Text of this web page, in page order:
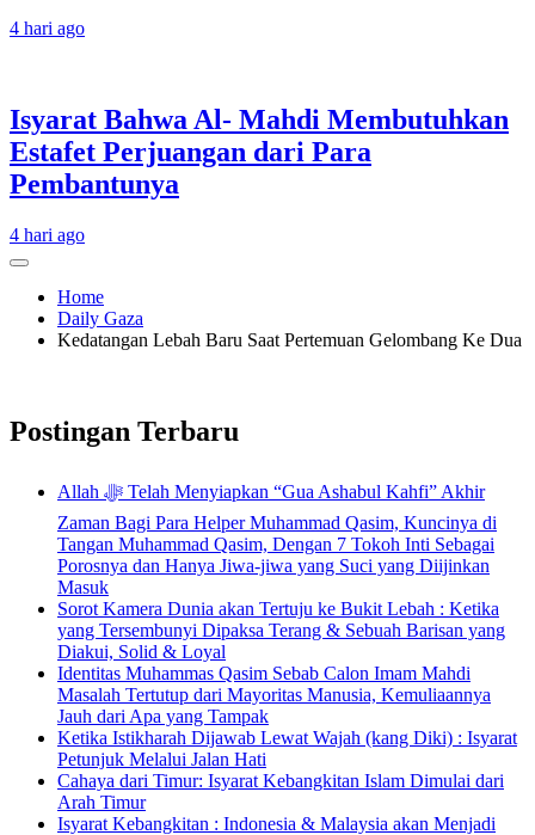
4 hari ago
Isyarat Bahwa Al- Mahdi Membutuhkan
Estafet Perjuangan dari Para
Pembantunya
4 hari ago
Home
Daily Gaza
Kedatangan Lebah Baru Saat Pertemuan Gelombang Ke Dua
Postingan Terbaru
Allah ﷻ Telah Menyiapkan “Gua Ashabul Kahfi” Akhir
Zaman Bagi Para Helper Muhammad Qasim, Kuncinya di
Tangan Muhammad Qasim, Dengan 7 Tokoh Inti Sebagai
Porosnya dan Hanya Jiwa-jiwa yang Suci yang Diijinkan
Masuk
Sorot Kamera Dunia akan Tertuju ke Bukit Lebah : Ketika
yang Tersembunyi Dipaksa Terang & Sebuah Barisan yang
Diakui, Solid & Loyal
Identitas Muhammas Qasim Sebab Calon Imam Mahdi
Masalah Tertutup dari Mayoritas Manusia, Kemuliaannya
Jauh dari Apa yang Tampak
Ketika Istikharah Dijawab Lewat Wajah (kang Diki) : Isyarat
Petunjuk Melalui Jalan Hati
Cahaya dari Timur: Isyarat Kebangkitan Islam Dimulai dari
Arah Timur
Isyarat Kebangkitan : Indonesia & Malaysia akan Menjadi